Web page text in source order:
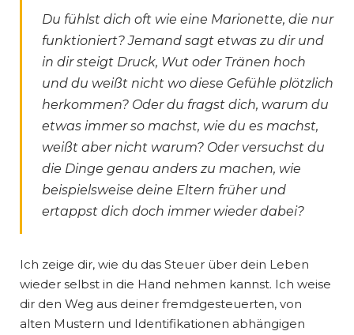
Du fühlst dich oft wie eine Marionette, die nur
funktioniert? Jemand sagt etwas zu dir und
in dir steigt Druck, Wut oder Tränen hoch
und du weißt nicht wo diese Gefühle plötzlich
herkommen? Oder du fragst dich, warum du
etwas immer so machst, wie du es machst,
weißt aber nicht warum? Oder versuchst du
die Dinge genau anders zu machen, wie
beispielsweise deine Eltern früher und
ertappst dich doch immer wieder dabei?
Ich zeige dir, wie du das Steuer über dein Leben
wieder selbst in die Hand nehmen kannst. Ich weise
dir den Weg aus deiner fremdgesteuerten, von
alten Mustern und Identifikationen abhängigen